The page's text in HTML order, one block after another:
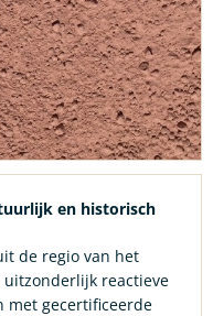
en historisch
de regio van het
uitzonderlijk reactieve
met gecertificeerde